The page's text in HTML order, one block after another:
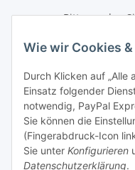
Wie wir Cookies
Durch Klicken auf „Alle
Einsatz folgender
notwendig, PayPal
Sie können die
(Fingerabdruck-Icon
Sie unter Konfigurieren
Datenschutzerklärung.
Bitte senden
Informationen zu
Newsletter Newsletter
Informationen